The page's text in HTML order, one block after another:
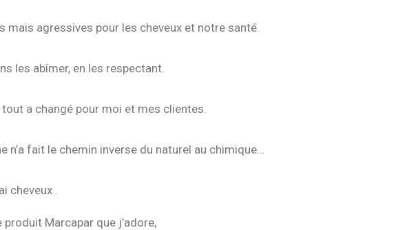
agressives pour les cheveux et notre santé.
les abîmer, en les respectant.
a changé pour moi et mes clientes.
n’a fait le chemin inverse du naturel au chimique…
cheveux .
Marcapar que j’adore,